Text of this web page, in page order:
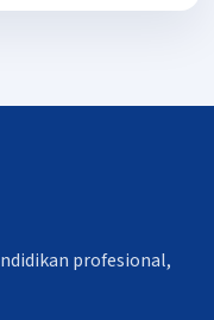
profesional,